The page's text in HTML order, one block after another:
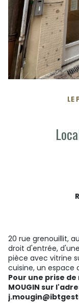
LE
20 rue grenouillit,
droit d'entrée,
pièce avec vitrine
cuisine, un espace
Pour une prise
MOUGIN sur